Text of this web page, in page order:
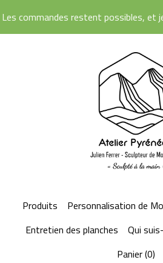
restent possibles, et
Produits Personnalisation de
Entretien des planches
Qui
Panier (0)